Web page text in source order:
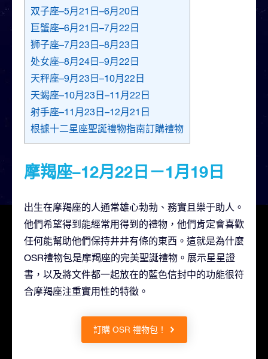
双子座–5月21日–6月20日
巨蟹座–6月21日–7月22日
狮子座–7月23日–8月23日
处女座–8月24日–9月22日
天秤座–9月23日–10月22日
天蝎座–10月23日–11月22日
射手座–11月23日–12月21日
根據十二星座聖誕禮物指南訂購禮物
摩羯座–12月22日－1月19日
出生在摩羯座的人通常雄心勃勃、務實且樂于助人。
他們希望得到能經常用得到的禮物，他們肯定會喜歡
任何能幫助他們保持井井有條的東西。這就是為什麼
OSR禮物包是摩羯座的完美聖誕禮物。展示星星證
書，以及將文件都一起放在的藍色信封中的功能很符
合摩羯座注重實用性的特徵。
訂購 OSR 禮物包！